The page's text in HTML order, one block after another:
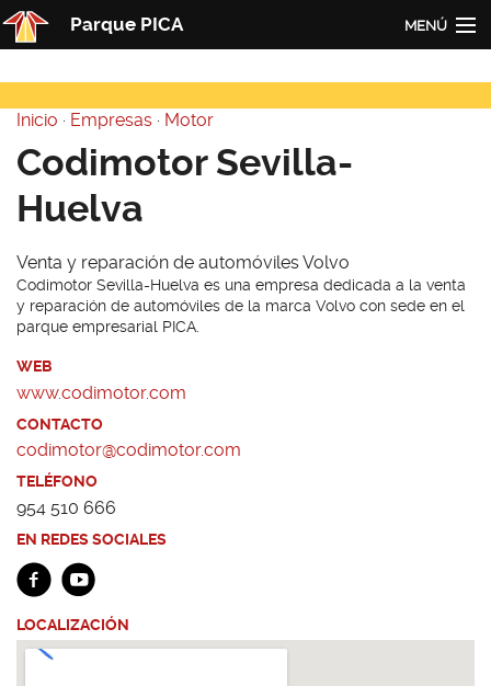
Pasar al contenido principal
Parque PICA MENÚ
PICA
Actualidad
Empresas
Contacto
Redes
Usted está aquí
Inicio · Empresas · Motor
Codimotor Sevilla-
Huelva
Venta y reparación de automóviles Volvo
Codimotor Sevilla-Huelva es una empresa dedicada a la venta
y reparación de automóviles de la marca Volvo con sede en el
parque empresarial PICA.
WEB
www.codimotor.com
CONTACTO
codimotor@codimotor.com
TELÉFONO
954 510 666
EN REDES SOCIALES
LOCALIZACIÓN